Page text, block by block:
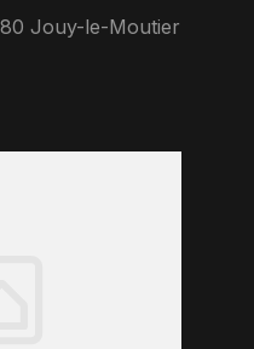
Jouy-le-Moutier